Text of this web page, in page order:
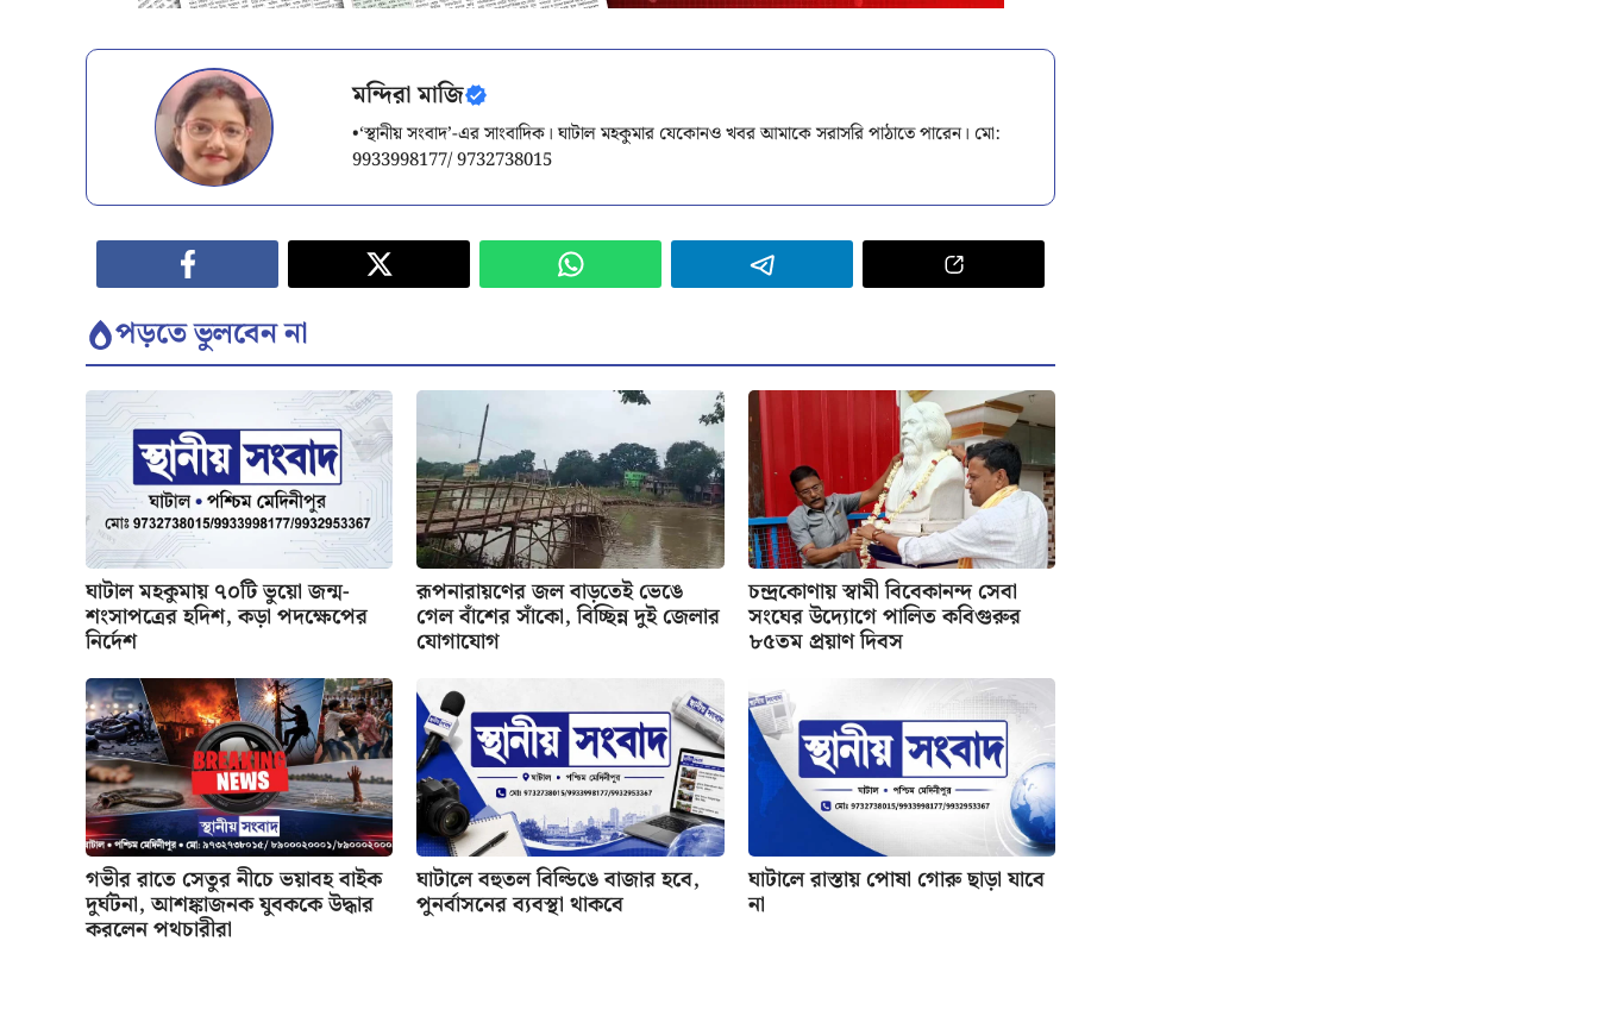
মন্দিরা মাজি
•‘স্থানীয় সংবাদ’-এর সাংবাদিক। ঘাটাল মহকুমার যেকোনও খবর আমাকে সরাসরি পাঠাতে পারেন। মো:
9933998177/ 9732738015
পড়তে ভুলবেন না
ঘাটাল মহকুমায় ৭০টি ভুয়ো জন্ম-
শংসাপত্রের হদিশ, কড়া পদক্ষেপের
নির্দেশ
রূপনারায়ণের জল বাড়তেই ভেঙে
গেল বাঁশের সাঁকো, বিচ্ছিন্ন দুই জেলার
যোগাযোগ
চন্দ্রকোণায় স্বামী বিবেকানন্দ সেবা
সংঘের উদ্যোগে পালিত কবিগুরুর
৮৫তম প্রয়াণ দিবস
গভীর রাতে সেতুর নীচে ভয়াবহ বাইক
দুর্ঘটনা, আশঙ্কাজনক যুবককে উদ্ধার
করলেন পথচারীরা
ঘাটালে বহুতল বিল্ডিঙে বাজার হবে,
পুনর্বাসনের ব্যবস্থা থাকবে
ঘাটালে রাস্তায় পোষা গোরু ছাড়া যাবে
না